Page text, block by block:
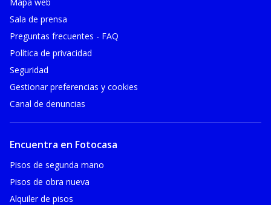
Sala de prensa
Preguntas frecuentes - FAQ
Política de privacidad
Seguridad
Gestionar preferencias y cookies
Canal de denuncias
Encuentra en Fotocasa
Pisos de segunda mano
Pisos de obra nueva
Alquiler de pisos